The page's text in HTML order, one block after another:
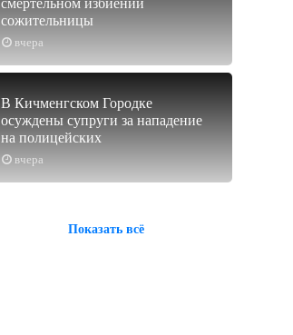
вчера
сожительницы
вчера
В Кичменгском Городке
осуждены супруги за нападение
на полицейских
Показать всё